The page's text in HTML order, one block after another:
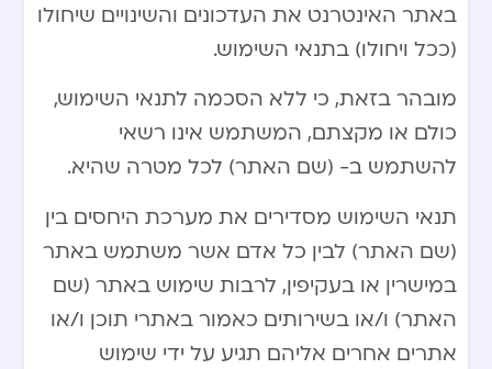
באתר האינטרנט את העדכונים והשינויים שיחולו
(ככל ויחולו) בתנאי השימוש.
מובהר בזאת, כי ללא הסכמה לתנאי השימוש,
כולם או מקצתם, המשתמש אינו רשאי
להשתמש ב- (שם האתר) לכל מטרה שהיא.
תנאי השימוש מסדירים את מערכת היחסים בין
(שם האתר) לבין כל אדם אשר משתמש באתר
במישרין או בעקיפין, לרבות שימוש באתר (שם
האתר) ו/או בשירותים כאמור באתרי תוכן ו/או
אתרים אחרים אליהם תגיע על ידי שימוש